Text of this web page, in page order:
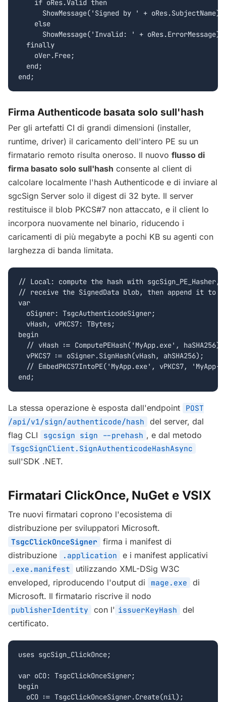
    if oRes.Valid then
      ShowMessage('Signed by ' + oRes.SubjectName)
    else
      ShowMessage('Invalid: ' + oRes.ErrorMessage);
  finally
    oVer.Free;
  end;
end;
Firma Authenticode basata solo sull'hash
Per gli artefatti CI di grandi dimensioni (installer,
runtime, driver) il caricamento dell'intero PE su un
firmatario remoto risulta oneroso. Il nuovo flusso di
firma basato solo sull'hash consente al client di
calcolare localmente l'hash Authenticode e di inviare al
sgcSign Server solo il digest di 32 byte. Il server
restituisce il blob PKCS#7 non attaccato, e il client lo
incorpora nuovamente nel binario, riducendo i
caricamenti di più megabyte a pochi KB su agenti con
larghezza di banda limitata.
// Local: compute the hash with
// receive the SignedData blob, then append it
var
  oSigner: TsgcAuthenticodeSigner;
  vHash, vPKCS7: TBytes;
begin
  // vHash := ComputePEHash('MyApp.exe', haSHA256);
  vPKCS7 := oSigner.SignHash(vHash, ahSHA256);
// EmbedPKCS7IntoPE('MyApp.exe', vPKCS7, 'MyApp-
end;
La stessa operazione è esposta dall'endpoint
POST
/api/v1/sign/authenticode/hash
del server, dal
flag CLI
sgcsign sign --prehash , e dal metodo
TsgcSignClient.SignAuthenticodeHashAsync
sull'SDK .NET.
Firmatari ClickOnce, NuGet e VSIX
Tre nuovi firmatari coprono l'ecosistema di
distribuzione per sviluppatori Microsoft.
TsgcClickOnceSigner
firma i manifest di
distribuzione
.application e i manifest applicativi
.exe.manifest
utilizzando XML-DSig W3C
enveloped, riproducendo l'output di
mage.exe
di
Microsoft. Il firmatario riscrive il nodo
publisherIdentity con l' issuerKeyHash
del
certificato.
uses sgcSign_ClickOnce;
var oCO: TsgcClickOnceSigner;
begin
  oCO := TsgcClickOnceSigner.Create(nil);